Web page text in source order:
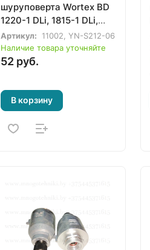
шуруповерта Wortex BD
1220-1 DLi, 1815-1 DLi,
2025 DLi, 2025-1 DLi,
BULL SR 1203, 1803
Артикул:
11002, YN-S212-06
Наличие товара уточняйте
52 руб.
В корзину